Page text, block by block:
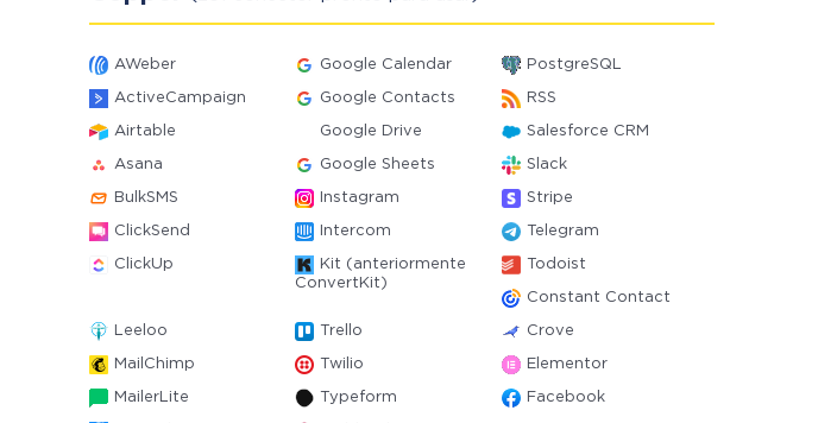
AWeber Google Calendar PostgreSQL
ActiveCampaign Google Contacts RSS
Airtable Google Drive Salesforce CRM
Asana Google Sheets Slack
BulkSMS Instagram Stripe
ClickSend Intercom Telegram
ClickUp
Kit (anteriormente
ConvertKit)
Todoist
Constant Contact
Leeloo Trello Crove
MailChimp Twilio Elementor
MailerLite Typeform Facebook